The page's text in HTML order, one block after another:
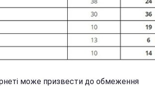
може призвести до обмеження